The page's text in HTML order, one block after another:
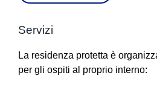
Servizi
La residenza protetta è
per gli ospiti al proprio interno: